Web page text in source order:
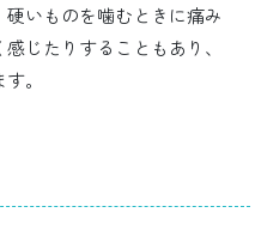
いものを噛むときに痛み
じたりすることもあり、
。